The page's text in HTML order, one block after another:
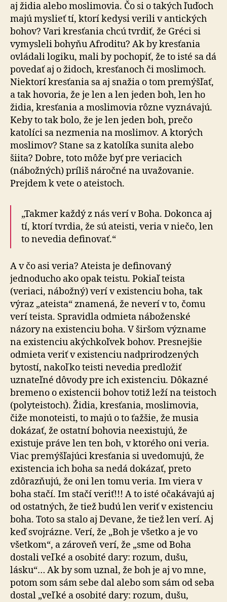
aj židia alebo moslimovia. Čo si o takých ľuďoch
majú myslieť tí, ktorí kedysi verili v antických
bohov? Vari kresťania chcú tvrdiť, že Gréci si
vymysleli bohyňu Afroditu? Ak by kresťania
ovládali logiku, mali by pochopiť, že to isté sa dá
povedať aj o židoch, kresťanoch či moslimoch.
Niektorí kresťania sa aj snažia o tom premýšľať,
a tak hovoria, že je len a len jeden boh, len ho
židia, kresťania a moslimovia rôzne vyznávajú.
Keby to tak bolo, že je len jeden boh, prečo
katolíci sa nezmenia na moslimov. A ktorých
moslimov? Stane sa z katolíka sunita alebo
šiita? Dobre, toto môže byť pre veriacich
(nábožných) príliš náročné na uvažovanie.
Prejdem k vete o ateistoch.
„Takmer každý z nás verí v Boha. Dokonca aj
tí, ktorí tvrdia, že sú ateisti, veria v niečo, len
to nevedia definovať.“
A v čo asi veria? Ateista je definovaný
jednoducho ako opak teistu. Pokiaľ teista
(veriaci, nábožný) verí v existenciu boha, tak
výraz „ateista“ znamená, že neverí v to, čomu
verí teista. Spravidla odmieta náboženské
názory na existenciu boha. V širšom význame
na existenciu akýchkoľvek bohov. Presnejšie
odmieta veriť v existenciu nadprirodzených
bytostí, nakoľko teisti nevedia predložiť
uznateľné dôvody pre ich existenciu. Dôkazné
bremeno o existencii bohov totiž leží na teistoch
(polyteistoch). Židia, kresťania, moslimovia,
čiže monoteisti, to majú o to ťažšie, že musia
dokázať, že ostatní bohovia neexistujú, že
existuje práve len ten boh, v ktorého oni veria.
Viac premýšľajúci kresťania si uvedomujú, že
existencia ich boha sa nedá dokázať, preto
zdôrazňujú, že oni len tomu veria. Im viera v
boha stačí. Im stačí veriť!!! A to isté očakávajú aj
od ostatných, že tiež budú len veriť v existenciu
boha. Toto sa stalo aj Devane, že tiež len verí. Aj
keď svojrázne. Verí, že „Boh je všetko a je vo
všetkom“, a zároveň verí, že „sme od Boha
dostali veľké a osobité dary: rozum, dušu,
lásku“… Ak by som uznal, že boh je aj vo mne,
potom som sám sebe dal alebo som sám od seba
dostal „veľké a osobité dary: rozum, dušu,